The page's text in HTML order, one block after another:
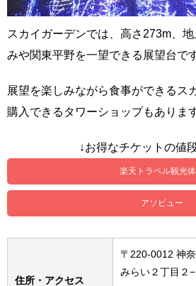
スカイガーデンでは、高さ273m、
みや関東平野を一望できる展望台です
展望を楽しみながら食事ができるス
購入できるタワーショップもあります
↓お得なチケットの値
楽天トラベル観光
アソビュー
住所・アクセス
〒220-0012 神
みらい２丁目２